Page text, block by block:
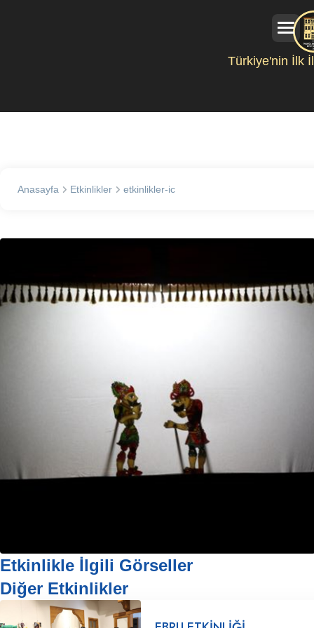
Türkiye'nin İlk
Anasayfa Etkinlikler etkinlikler-ic
Etkinlikle İlgili Görseller
Diğer Etkinlikler